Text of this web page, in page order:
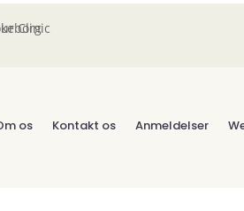
os Kontakt os Anmeldelser